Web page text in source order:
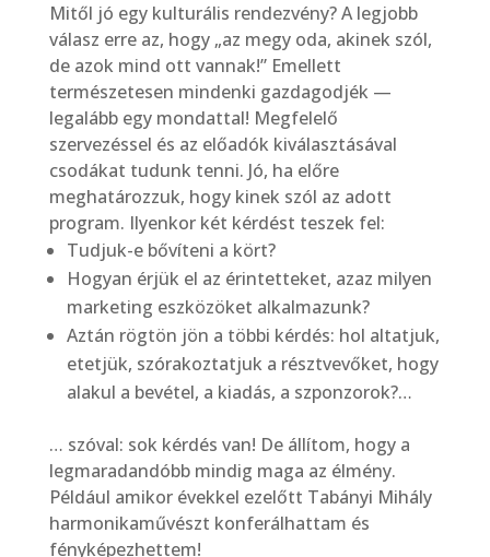
Mitől jó egy kulturális rendezvény? A legjobb
válasz erre az, hogy „az megy oda, akinek szól,
de azok mind ott vannak!” Emellett
természetesen mindenki gazdagodjék —
legalább egy mondattal! Megfelelő
szervezéssel és az előadók kiválasztásával
csodákat tudunk tenni. Jó, ha előre
meghatározzuk, hogy kinek szól az adott
program. Ilyenkor két kérdést teszek fel:
Tudjuk-e bővíteni a kört?
Hogyan érjük el az érintetteket, azaz milyen
marketing eszközöket alkalmazunk?
Aztán rögtön jön a többi kérdés: hol altatjuk,
etetjük, szórakoztatjuk a résztvevőket, hogy
alakul a bevétel, a kiadás, a szponzorok?…
… szóval: sok kérdés van! De állítom, hogy a
legmaradandóbb mindig maga az élmény.
Például amikor évekkel ezelőtt Tabányi Mihály
harmonikaművészt konferálhattam és
fényképezhettem!